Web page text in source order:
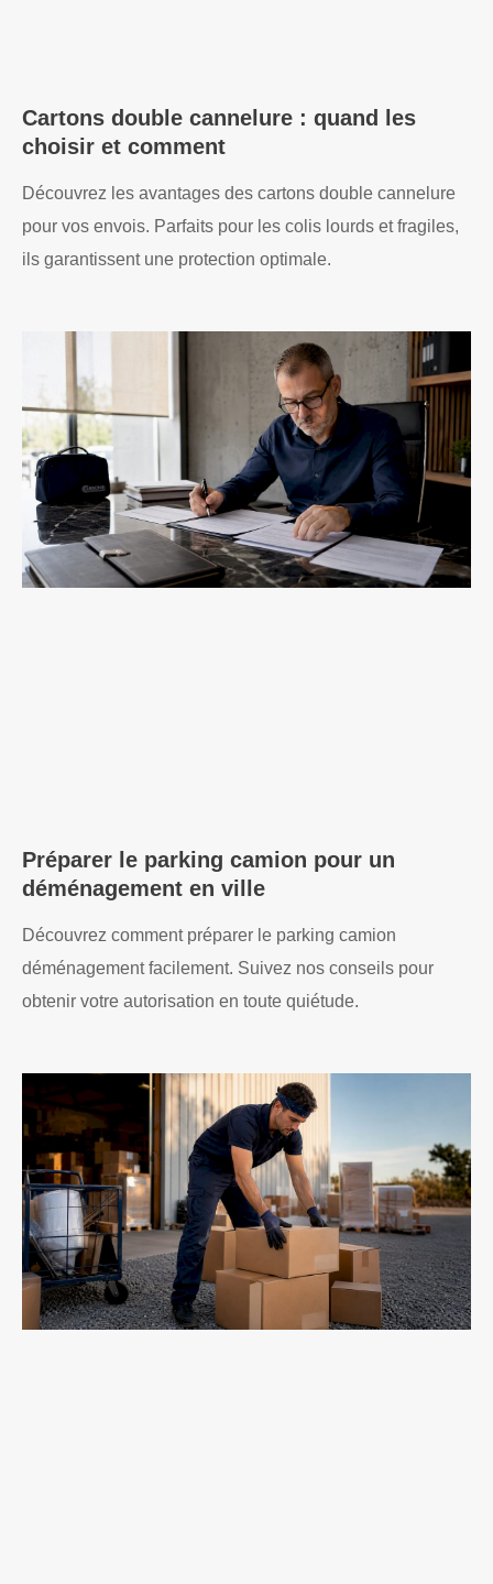
Cartons double cannelure : quand les
choisir et comment
Découvrez les avantages des cartons double cannelure
pour vos envois. Parfaits pour les colis lourds et fragiles,
ils garantissent une protection optimale.
Préparer le parking camion pour un
déménagement en ville
Découvrez comment préparer le parking camion
déménagement facilement. Suivez nos conseils pour
obtenir votre autorisation en toute quiétude.